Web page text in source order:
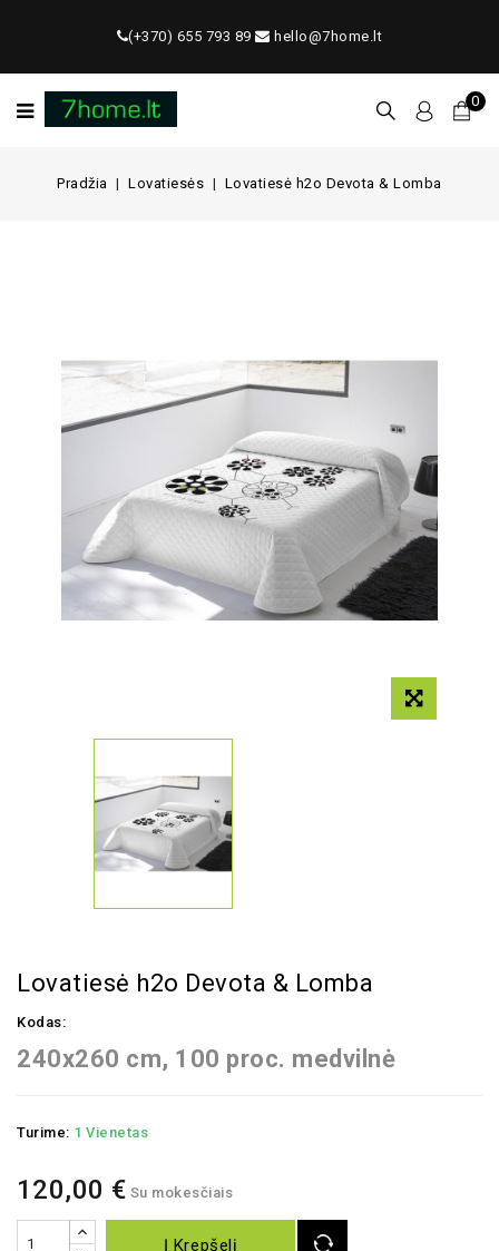
(+370) 655 793 89 hello@7home.lt
0
Pradžia Lovatiesės Lovatiesė h2o Devota & Lomba
Lovatiesė h2o Devota & Lomba
Kodas:
240x260 cm, 100 proc. medvilnė
Turime: 1 Vienetas
120,00 € Su mokesčiais
Į Krepšelį